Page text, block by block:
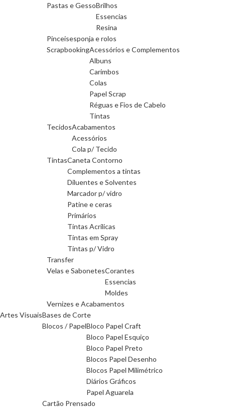
Pastas e GessoBrilhos
Essencias
Resina
Pinceisesponja e rolos
ScrapbookingAcessórios e Complementos
Albuns
Carimbos
Colas
Papel Scrap
Réguas e Fios de Cabelo
Tintas
TecidosAcabamentos
Acessórios
Cola p/ Tecido
TintasCaneta Contorno
Complementos a tintas
Diluentes e Solventes
Marcador p/ vidro
Patine e ceras
Primários
Tintas Acrilicas
Tintas em Spray
Tintas p/ Vidro
Transfer
Velas e SabonetesCorantes
Essencias
Moldes
Vernizes e Acabamentos
Artes VisuaisBases de Corte
Blocos / PapelBloco Papel Craft
Bloco Papel Esquiço
Bloco Papel Preto
Blocos Papel Desenho
Blocos Papel Milimétrico
Diários Gráficos
Papel Aguarela
Cartão Prensado